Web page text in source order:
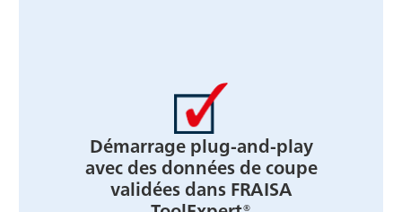
Démarrage plug-and-play
avec des données de coupe
validées dans FRAISA